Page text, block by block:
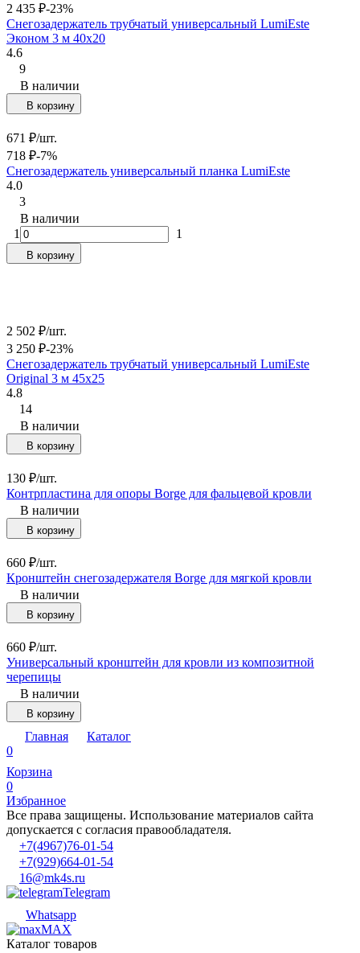
2 435 ₽-23%
Снегозадержатель трубчатый универсальный LumiEste
Эконом 3 м 40х20
4.6
9
В наличии
В корзину
671 ₽/шт.
718 ₽-7%
Снегозадержатель универсальный планка LumiEste
4.0
3
В наличии
1
1
В корзину
2 502 ₽/шт.
3 250 ₽-23%
Снегозадержатель трубчатый универсальный LumiEste
Original 3 м 45х25
4.8
14
В наличии
В корзину
130 ₽/шт.
Контрпластина для опоры Borge для фальцевой кровли
В наличии
В корзину
660 ₽/шт.
Кронштейн снегозадержателя Borge для мягкой кровли
В наличии
В корзину
660 ₽/шт.
Универсальный кронштейн для кровли из композитной
черепицы
В наличии
В корзину
Главная
Каталог
0
Корзина
0
Избранное
Все права защищены. Использование материалов сайта
допускается с согласия правообладателя.
+7(4967)76-01-54
+7(929)664-01-54
16@mk4s.ru
Telegram
Whatsapp
MAX
Каталог товаров